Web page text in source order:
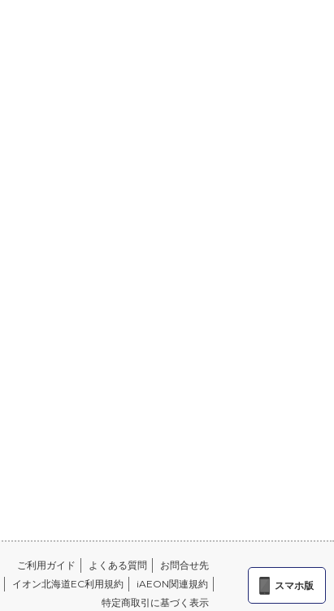
ご利用ガイド よくある質問
お問合せ先
イオン北海道EC利用規約
iAEON関連規約
特定商取引に基づく表示
スマホ版